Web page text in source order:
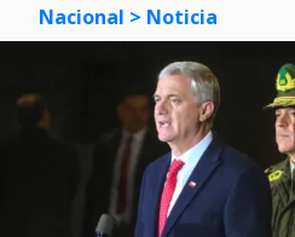
Nacional > Noticia